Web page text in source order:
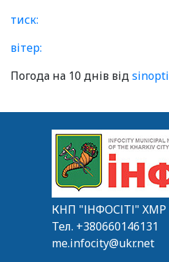
тиск:
вітер:
Погода на 10 днів від
КНП "ІНФОСІТІ" ХМР
Тел. +380660146131
me.infocity@ukr.net